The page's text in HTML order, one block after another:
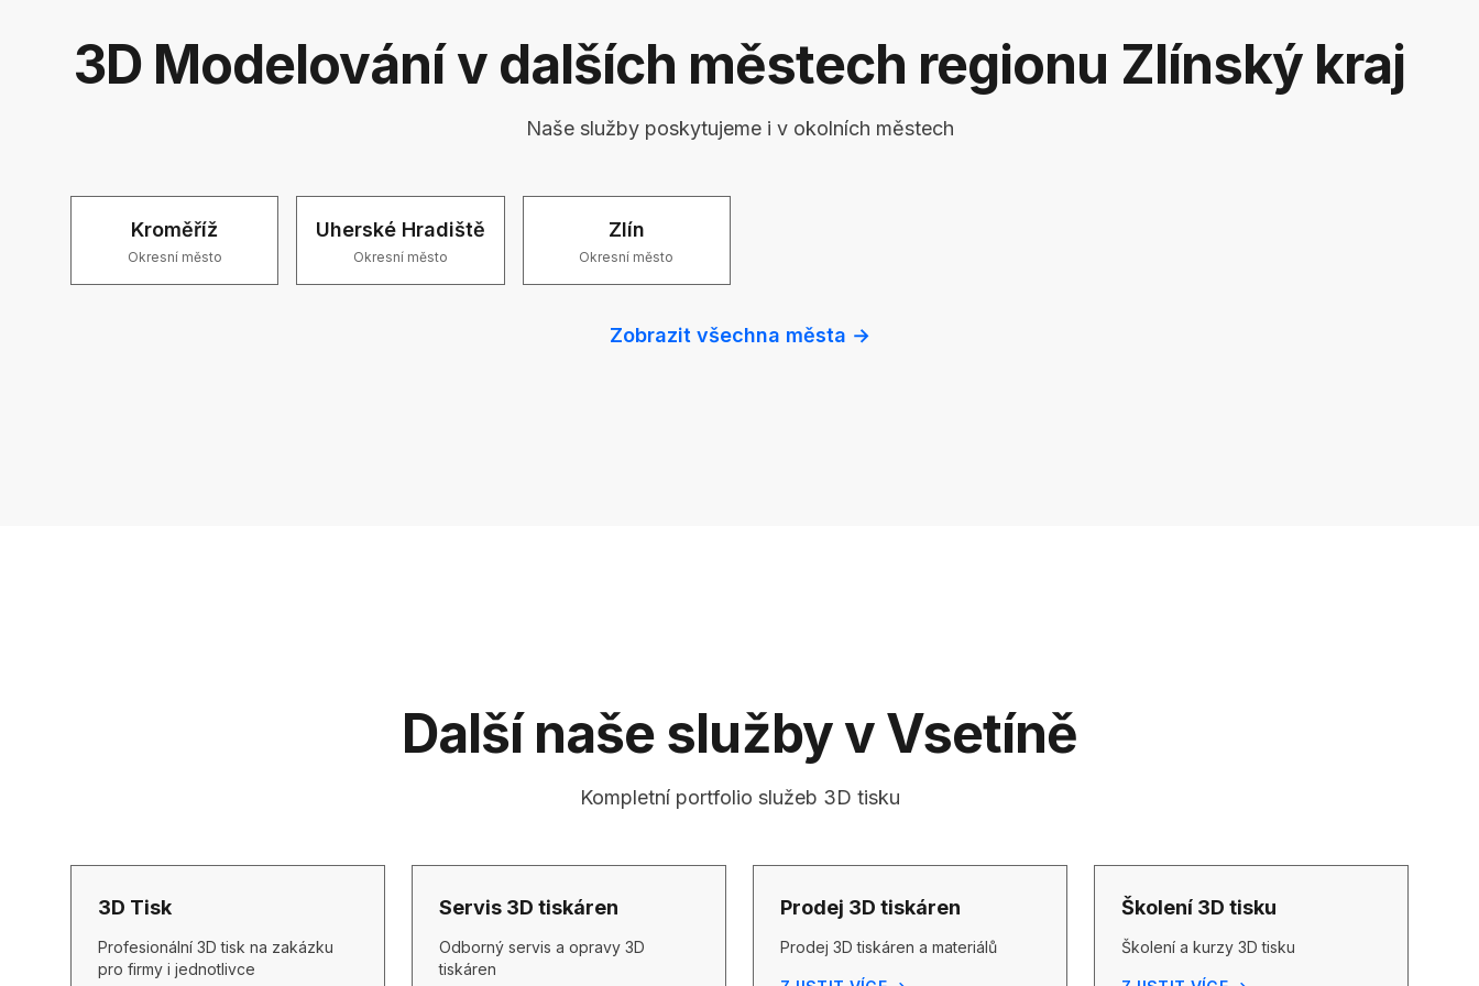
3D Modelování v dalších městech regionu Zlínský kraj
Naše služby poskytujeme i v okolních městech
Kroměříž
Okresní město
Uherské Hradiště
Okresní město
Zlín
Okresní město
Zobrazit všechna města →
Další naše služby v Vsetíně
Kompletní portfolio služeb 3D tisku
3D Tisk
Profesionální 3D tisk na zakázku
pro firmy i jednotlivce
Servis 3D tiskáren
Odborný servis a opravy 3D
tiskáren
Prodej 3D tiskáren
Prodej 3D tiskáren a materiálů
Školení 3D tisku
Školení a kurzy 3D tisku